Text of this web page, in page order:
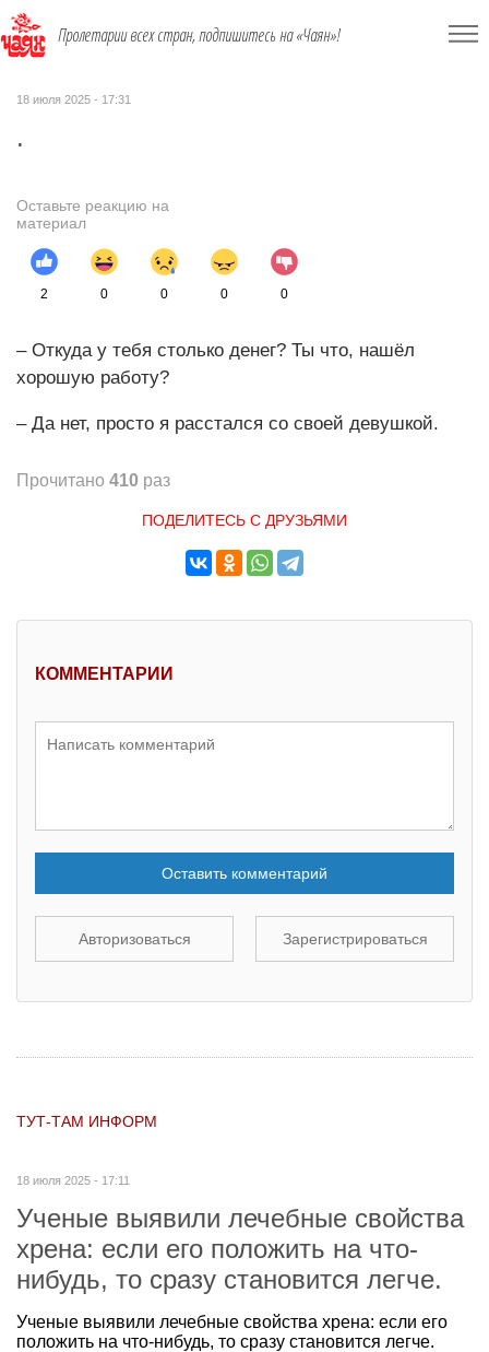
Пролетарии всех стран, подпишитесь на «Чаян»!
18 июля 2025 - 17:31
.
Оставьте реакцию на
материал
2 0 0 0 0
– Откуда у тебя столько денег? Ты что, нашёл
хорошую работу?
– Да нет, просто я расстался со своей девушкой.
Прочитано 410 раз
ПОДЕЛИТЕСЬ С ДРУЗЬЯМИ
КОММЕНТАРИИ
Оставить комментарий
Авторизоваться Зарегистрироваться
ТУТ-ТАМ ИНФОРМ
18 июля 2025 - 17:11
Ученые выявили лечебные свойства
хрена: если его положить на что-
нибудь, то сразу становится легче.
Ученые выявили лечебные свойства хрена: если его
положить на что-нибудь, то сразу становится легче.